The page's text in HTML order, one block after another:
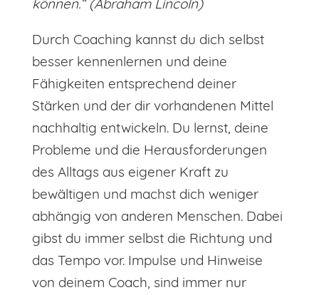
können.“ (Abraham Lincoln)
Durch Coaching kannst du dich selbst
besser kennenlernen und deine
Fähigkeiten entsprechend deiner
Stärken und der dir vorhandenen Mittel
nachhaltig entwickeln. Du lernst, deine
Probleme und die Herausforderungen
des Alltags aus eigener Kraft zu
bewältigen und machst dich weniger
abhängig von anderen Menschen. Dabei
gibst du immer selbst die Richtung und
das Tempo vor. Impulse und Hinweise
von deinem Coach, sind immer nur